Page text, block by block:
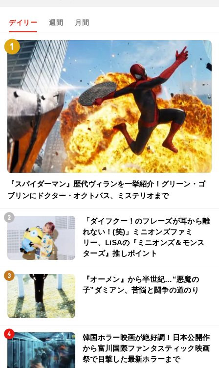
デイリー 週間 月間
『スパイダーマン』歴代ヴィランを一挙紹介！グリーン・ゴ
ブリンにドクター・オクトパス、ミステリオまで
「ダイフクー！のフレーズが耳から離
れない！(笑)」ミニオンズファミ
リー、LiSAの『ミニオンズ＆モンス
ターズ』推しポイント
『オーメン』から半世紀…“悪魔の
子”ダミアン、苦悩と闘争の道のり
韓国ホラー映画が絶好調！日本公開作
から富川国際ファンタスティック映画
祭で目撃した最新ホラーまで